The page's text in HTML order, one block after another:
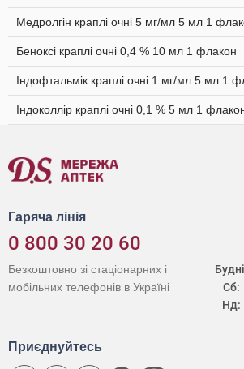
Медролгін краплі очні 5 мг/мл 5 мл 1
Беноксі краплі очні 0,4 % 10 мл 1 флакон
Індофтальмік краплі очні 1 мг/мл 5 мл 1
Індоколлір краплі очні 0,1 % 5 мл 1
Гаряча лінія
0 800 30 20 60
Сб:
Нд:
Безкоштовно зі стаціонарних і
мобільних телефонів в Україні
Приєднуйтесь